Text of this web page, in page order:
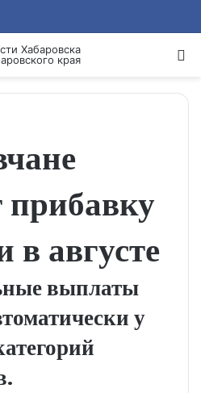
прибавку
в августе
выплаты
у